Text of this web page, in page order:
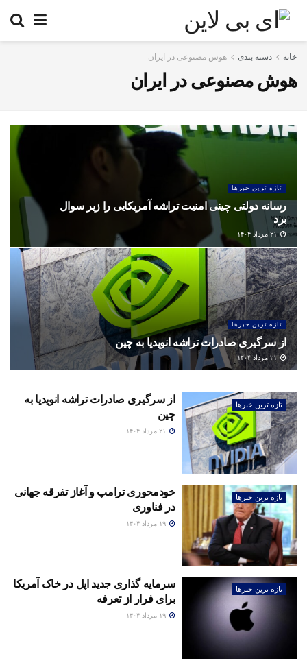
خانه دسته بندی هوش مصنوعی در ایران
هوش مصنوعی در ایران
تازه ترین خبرها
رسانه دولتی چینی امنیت تراشه آمریکایی را زیر سوال
برد
۲۱ مرداد ۱۴۰۴
تازه ترین خبرها
از سرگیری صادرات تراشه انویدیا به چین
تازه ترین خبرها
از سرگیری صادرات تراشه انویدیا به
چین
تازه ترین خبرها
خودمحوری ترامپ و آغاز تفرقه جهانی
در فناوری
۱۹ مرداد ۱۴۰۴
تازه ترین خبرها
سرمایه گذاری جدید اپل در خاک آمریکا
برای فرار از تعرفه
۱۹ مرداد ۱۴۰۴